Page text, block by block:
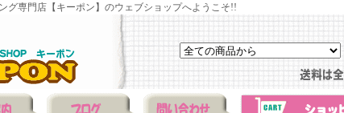
グ専門店【キーポン】のウェブショップへようこそ!!